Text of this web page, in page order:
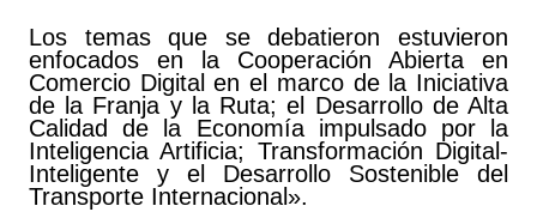
Los temas que se debatieron estuvieron
enfocados en la Cooperación Abierta en
Comercio Digital en el marco de la Iniciativa
de la Franja y la Ruta; el Desarrollo de Alta
Calidad de la Economía impulsado por la
Inteligencia Artificia; Transformación Digital-
Inteligente y el Desarrollo Sostenible del
Transporte Internacional».